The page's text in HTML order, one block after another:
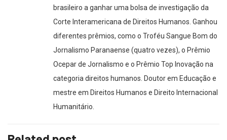
brasileiro a ganhar uma bolsa de investigação da
Corte Interamericana de Direitos Humanos. Ganhou
diferentes prêmios, como o Troféu Sangue Bom do
Jornalismo Paranaense (quatro vezes), o Prêmio
Ocepar de Jornalismo e o Prêmio Top Inovação na
categoria direitos humanos. Doutor em Educação e
mestre em Direitos Humanos e Direito Internacional
Humanitário.